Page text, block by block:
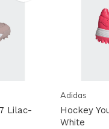
Lilac-
Adidas
Hockey
White